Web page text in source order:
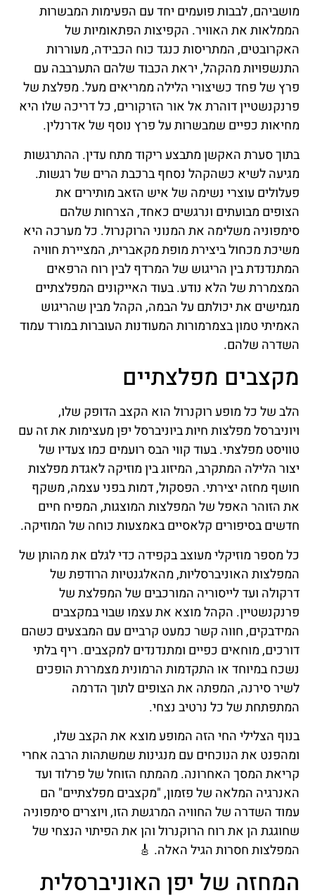
מושביהם, לבבות פועמים יחד עם הפעימות המבשרות
הממלאות את האוויר. הקפיצות הפתאומיות של
האקרובטים, המתריסות כנגד כוח הכבידה, מעוררות
התנשפויות מהקהל, יראת הכבוד שלהם התערבבה עם
פרץ של פחד כשיצורי הלילה ממריאים מעל. מפלצת של
פרנקנשטיין דוהרת אל אור הזרקורים, כל דריכה שלו היא
מחיאות כפיים שמבשרות על פרץ נוסף של אדרנלין.
בתוך סערת האקשן מתבצע ריקוד מתח עדין. ההתרגשות
מגיעה לשיא כשהקהל נסחף ברכבת הרים של רגשות.
פעלולים עוצרי נשימה של איש הזאב מותירים את
הצופים מבועתים ונרגשים כאחד, הצרחות שלהם
סימפוניה משלימה את המנוני הרוקנרול. כל מערכה היא
משיכת מכחול ביצירת מופת מקאברית, המציירת חוויה
המתנדנדת בין הריגוש של המרדף לבין רוח הרפאים
המצמררת של הלא נודע. בעוד האייקונים המפלצתיים
מגמישים את יכולתם על הבמה, הקהל מבין שהריגוש
האמיתי טמון בצמרמורות המעודנות העוברות במורד עמוד
השדרה שלהם.
מקצבים מפלצתיים
הלב של כל מופע רוקנרול הוא הקצב הדופק שלו,
ויוניברסל מפלצות חיות ביוניברסל יפן מעצימות את זה עם
טוויסט מפלצתי. בעוד קווי הבס רועמים כמו צעדיו של
יצור הלילה המתקרב, המיזוג בין מוזיקה לאגדת מפלצות
חושף מחזה יצירתי. הפסקול, דמות בפני עצמה, משקף
את הזוהר האפל של המפלצות המוצגות, המפיח חיים
חדשים בסיפורים קלאסיים באמצעות כוחה של המוזיקה.
כל מספר מוזיקלי מעוצב בקפידה כדי לגלם את מהותן של
המפלצות האוניברסליות, מהאלגנטיות הרודפת של
דרקולה ועד לייסוריה המורכבים של המפלצת של
פרנקנשטיין. הקהל מוצא את עצמו שבוי במקצבים
המידבקים, חווה קשר כמעט קרביים עם המבצעים כשהם
דורכים, מוחאים כפיים ומתנדנדים למקצבים. ריף בלתי
נשכח במיוחד או התקדמות הרמונית מצמררת הופכים
לשיר סירנה, המפתה את הצופים לתוך הדרמה
המתפתחת של כל נרטיב נצחי.
בנוף הצלילי החי הזה המופע מוצא את הקצב שלו,
ומהפנט את הנוכחים עם מנגינות שמשתהות הרבה אחרי
קריאת המסך האחרונה. מהמתח הזוחל של פרלוד ועד
האנרגיה המלאה של פזמון, "מקצבים מפלצתיים" הם
עמוד השדרה של החוויה המרגשת הזו, ויוצרים סימפוניה
שחוגגת הן את רוח הרוקנרול והן את הפיתוי הנצחי של
המפלצות חסרות הגיל האלה. 🎸
המחזה של יפן האוניברסלית